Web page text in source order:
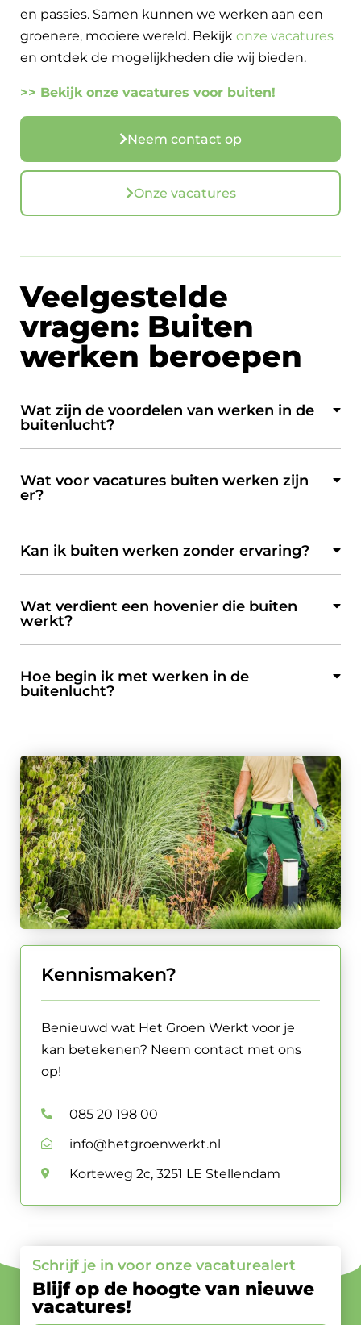
en passies. Samen kunnen we werken aan een
groenere, mooiere wereld. Bekijk onze vacatures
en ontdek de mogelijkheden die wij bieden.
>> Bekijk onze vacatures voor buiten!
Neem contact op
Onze vacatures
Veelgestelde
vragen: Buiten
werken beroepen
Wat zijn de voordelen van werken in de
buitenlucht?
Wat voor vacatures buiten werken zijn
er?
Kan ik buiten werken zonder ervaring?
Wat verdient een hovenier die buiten
werkt?
Hoe begin ik met werken in de
buitenlucht?
Kennismaken?
Benieuwd wat Het Groen Werkt voor je
kan betekenen? Neem contact met ons
op!
085 20 198 00
info@hetgroenwerkt.nl
Korteweg 2c, 3251 LE Stellendam
Schrijf je in voor onze vacaturealert
Blijf op de hoogte van nieuwe
vacatures!